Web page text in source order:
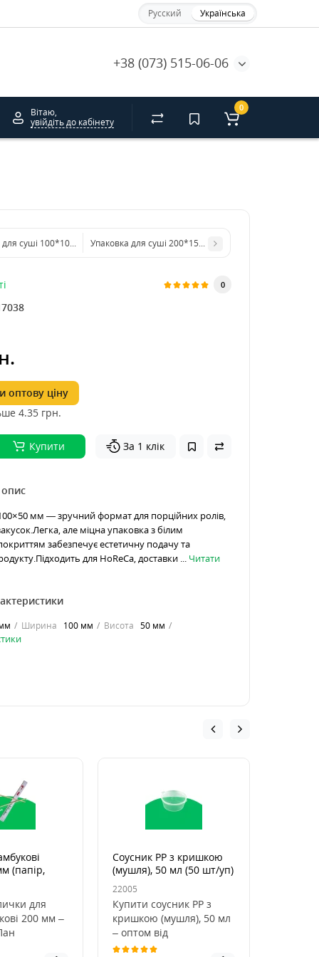
Русский Українська
+38 (073) 515-06-06
Вітаю,
увійдіть до кабінету
0
для суші 100*100*50 КРАФТ. HRCУпаковка для суші 200*150*50 мм БІЛА. HRC
0
оптову ціну
4.35грн.
Купити За 1 клік
мм — зручний формат для порційних ролів,
але міцна упаковка з білим
забезпечує естетичну подачу та
для HoReCa, доставки ... Читати
Ширина 100 мм Висота 50 мм
(папір,
для
200 мм –
палички
Соусник PP з кришкою
(мушля), 50 мл (50 шт/уп)
22005
Купити соусник PP з
кришкою (мушля), 50 мл
– оптом від
виробника.Одноразовий